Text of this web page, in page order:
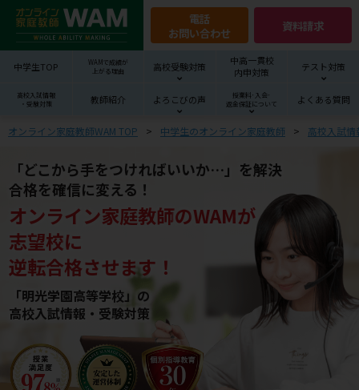
電話
お問い合わせ
資料請求
中学生TOP
WAMで成績が
上がる理由
高校受験対策
中高一貫校
内申対策
テスト対策
高校入試情報
・受験対策
教師紹介 よろこびの声
授業料･入会･
返金保証について
よくある質問
オンライン家庭教師WAM TOP 中学生のオンライン家庭教師 高校入試
「どこから手をつければいいか…」を解決
合格を確信に変える！
オンライン家庭教師のWAMが
志望校に
逆転合格させます！
「明光学園高等学校」の
高校入試情報・受験対策